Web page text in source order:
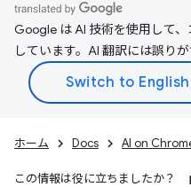
Google は AI 技術を使用して
しています。AI 翻訳には誤り
ホーム Docs AI on
この情報は役に立ちましたか？